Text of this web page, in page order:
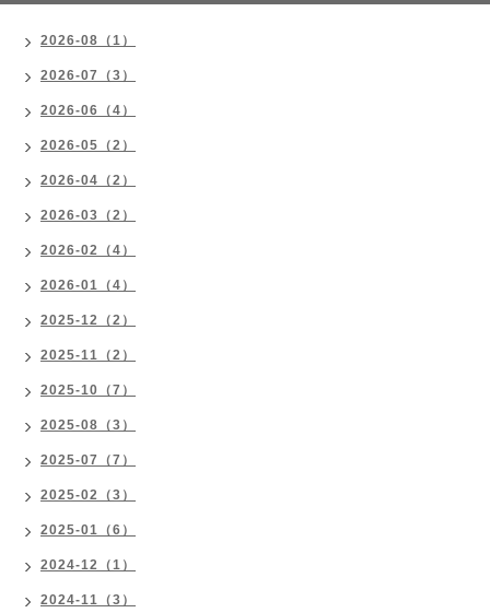
2026-08（1）
2026-07（3）
2026-06（4）
2026-05（2）
2026-04（2）
2026-03（2）
2026-02（4）
2026-01（4）
2025-12（2）
2025-11（2）
2025-10（7）
2025-08（3）
2025-07（7）
2025-02（3）
2025-01（6）
2024-12（1）
2024-11（3）